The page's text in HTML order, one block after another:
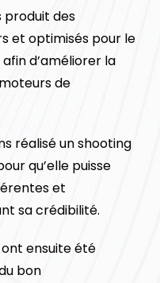
produit des
et optimisés pour le
d’améliorer la
de
réalisé un shooting
qu’elle puisse
et
sa crédibilité.
ensuite été
bon